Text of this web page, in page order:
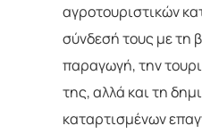
αγροτουριστικών
σύνδεσή τους με τη
παραγωγή, την
της, αλλά και τη
καταρτισμένων